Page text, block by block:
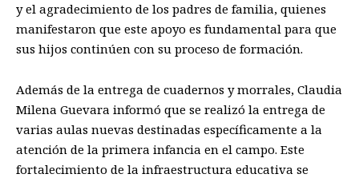
y el agradecimiento de los padres de familia, quienes
manifestaron que este apoyo es fundamental para que
sus hijos continúen con su proceso de formación.
Además de la entrega de cuadernos y morrales, Claudia
Milena Guevara informó que se realizó la entrega de
varias aulas nuevas destinadas específicamente a la
atención de la primera infancia en el campo. Este
fortalecimiento de la infraestructura educativa se